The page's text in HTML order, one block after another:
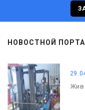
НОВОСТНОЙ
С
С